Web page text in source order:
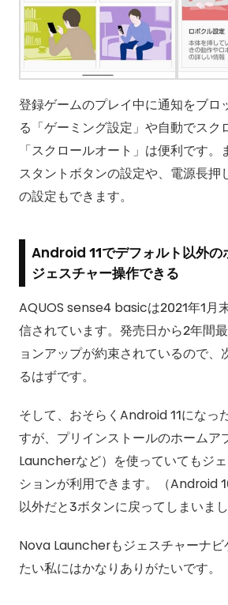
登録ゲームのプレイ中に通知をブロ
る「ゲーミング設定」や自動でスク
「スクロールオート」は便利です
スタントボタンの設定や、電源長押
の設定もできます。
Android 11でデフォルト以外の
ジェスチャー操作できる
AQUOS sense4 basicは2021年1月
信されています。発売日から2年間
ョンアップが約束されているので
るはずです。
そして、おそらくAndroid 11になっ
すが、プリインストールのホームア
Launcherなど）を使っていてもジ
ションが利用できます。（Android
以外だと3ボタンに戻ってしまいまし
Nova Launcherもジェスチャーナビ
たい私にはかなりありがたいです。